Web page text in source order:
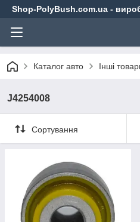
Shop-PolyBush.com.ua -
Каталог авто Інші
J4254008
Сортування